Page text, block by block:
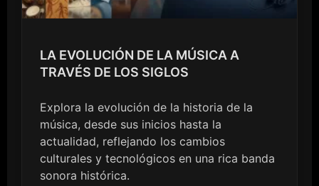
LA EVOLUCIÓN DE LA MÚSICA A
TRAVÉS DE LOS SIGLOS
Explora la evolución de la historia de la
música, desde sus inicios hasta la
actualidad, reflejando los cambios
culturales y tecnológicos en una rica banda
sonora histórica.